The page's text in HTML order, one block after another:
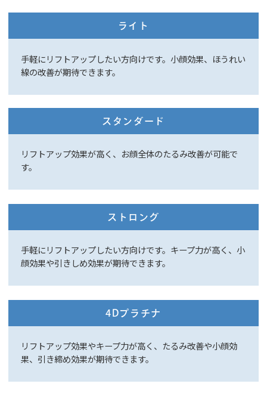
ライト
手軽にリフトアップしたい方向けです。小顔効果、ほうれい
線の改善が期待できます。
スタンダード
リフトアップ効果が高く、お顔全体のたるみ改善が可能で
す。
ストロング
手軽にリフトアップしたい方向けです。キープ力が高く、小
顔効果や引きしめ効果が期待できます。
4Dプラチナ
リフトアップ効果やキープ力が高く、たるみ改善や小顔効
果、引き締め効果が期待できます。